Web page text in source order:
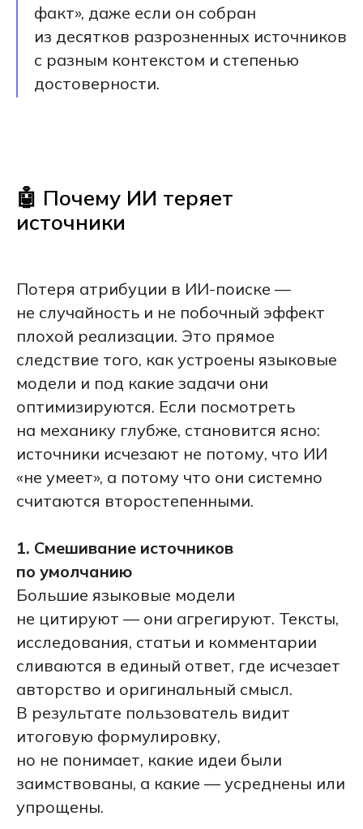
факт», даже если он собран
из десятков разрозненных источников
с разным контекстом и степенью
достоверности.
🤖 Почему ИИ теряет
источники
Потеря атрибуции в ИИ-поиске —
не случайность и не побочный эффект
плохой реализации. Это прямое
следствие того, как устроены языковые
модели и под какие задачи они
оптимизируются. Если посмотреть
на механику глубже, становится ясно:
источники исчезают не потому, что ИИ
«не умеет», а потому что они системно
считаются второстепенными.
1. Смешивание источников
по умолчанию
Большие языковые модели
не цитируют — они агрегируют. Тексты,
исследования, статьи и комментарии
сливаются в единый ответ, где исчезает
авторство и оригинальный смысл.
В результате пользователь видит
итоговую формулировку,
но не понимает, какие идеи были
заимствованы, а какие — усреднены или
упрощены.